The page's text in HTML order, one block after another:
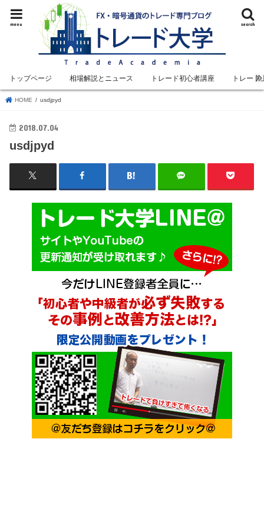
search
menu
トップページ 相場解説とニュース トレード初心者講座 トレード
HOME usdjpyd
2018.07.04
usdjpyd